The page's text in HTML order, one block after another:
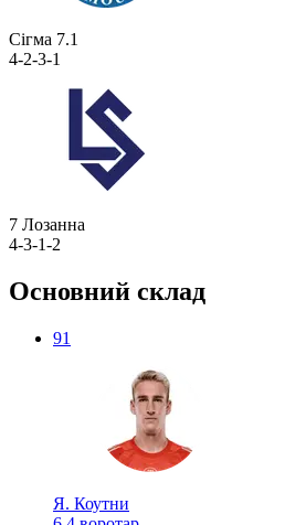
Сігма 7.1
4-2-3-1
7 Лозанна
4-3-1-2
Основний склад
91
Я. Коутни